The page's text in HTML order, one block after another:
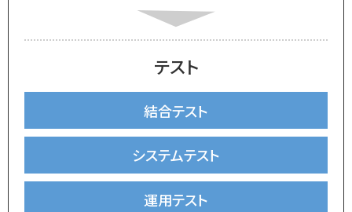
テスト
結合テスト
システムテスト
運用テスト